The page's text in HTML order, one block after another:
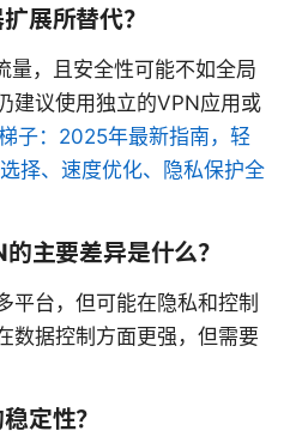
展所替代？
量，且安全性可能不如全局
建议使用独立的VPN应用或
子：2025年最新指南，轻
择、速度优化、隐私保护全
主要差异是什么？
平台，但可能在隐私和控制
数据控制方面更强，但需要
定性？